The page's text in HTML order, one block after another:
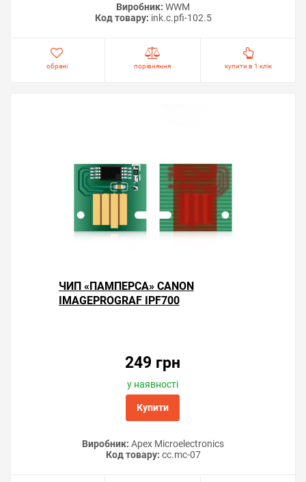
Виробник: WWM
Код товару: ink.c.pfi-102.5
обрані порівняння купити в 1 клік
ЧИП «ПАМПЕРСА» CANON
IMAGEPROGRAF IPF700
249 грн
у наявності
Купити
Виробник: Apex Microelectronics
Код товару: cc.mc-07